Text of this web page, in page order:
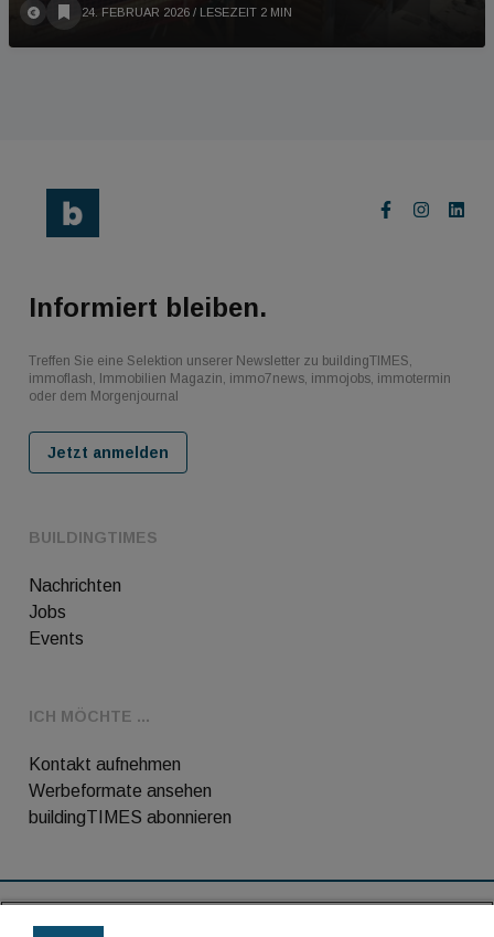
24. FEBRUAR 2026 / LESEZEIT 2 MIN
BUILDINGTIMES
Nachrichten
Jobs
Events
ICH MÖCHTE ...
Kontakt aufnehmen
Werbeformate ansehen
buildingTIMES abonnieren
Informiert bleiben.
Treffen Sie eine Selektion unserer Newsletter zu buildingTIMES,
immoflash, Immobilien Magazin, immo7news, immojobs, immotermin
oder dem Morgenjournal
Jetzt anmelden